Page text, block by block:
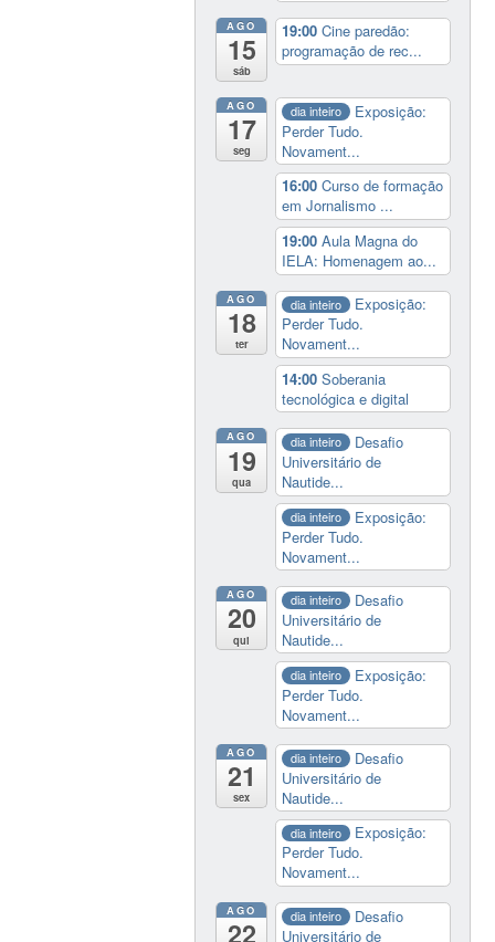
AGO
15
sáb
19:00Cine paredão:
programação de rec...
AGO
17
seg
dia inteiro
Exposição:
Perder Tudo.
Novament...
16:00Curso de formação
em Jornalismo ...
19:00Aula Magna do
IELA: Homenagem ao...
AGO
18
ter
dia inteiro
Exposição:
Perder Tudo.
Novament...
14:00Soberania
tecnológica e digital
AGO
19
qua
dia inteiro
Desafio
Universitário de
Nautide...
dia inteiro
Exposição:
Perder Tudo.
Novament...
AGO
20
qui
dia inteiro
Desafio
Universitário de
Nautide...
dia inteiro
Exposição:
Perder Tudo.
Novament...
AGO
21
sex
dia inteiro
Desafio
Universitário de
Nautide...
dia inteiro
Exposição:
Perder Tudo.
Novament...
AGO
22
dia inteiro
Desafio
Universitário de